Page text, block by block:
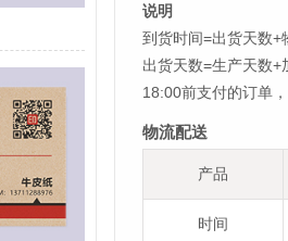
说明
到货时间=出货天数+
出货天数=生产天数
18:00前支付的订单
物流配送
产品
时间